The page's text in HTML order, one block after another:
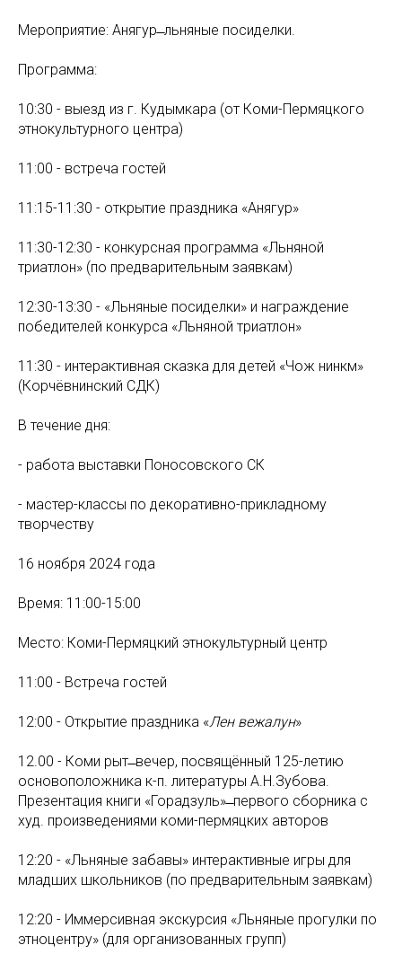
Мероприятие: Анягур ̶ льняные посиделки.
Программа:
10:30 - выезд из г. Кудымкара (от Коми-Пермяцкого
этнокультурного центра)
11:00 - встреча гостей
11:15-11:30 - открытие праздника «Анягур»
11:30-12:30 - конкурсная программа «Льняной
триатлон» (по предварительным заявкам)
12:30-13:30 - «Льняные посиделки» и награждение
победителей конкурса «Льняной триатлон»
11:30 - интерактивная сказка для детей «Чож нинкӧм»
(Корчёвнинский СДК)
В течение дня:
- работа выставки Поносовского СК
- мастер-классы по декоративно-прикладному
творчеству
16 ноября 2024 года
Время: 11:00-15:00
Место: Коми-Пермяцкий этнокультурный центр
11:00 - Встреча гостей
12:00 - Открытие праздника «Лен вежалун»
12.00 - Коми рыт ̶ вечер, посвящённый 125-летию
основоположника к-п. литературы А.Н.Зубова.
Презентация книги «Горадзуль» ̶ первого сборника с
худ. произведениями коми-пермяцких авторов
12:20 - «Льняные забавы» интерактивные игры для
младших школьников (по предварительным заявкам)
12:20 - Иммерсивная экскурсия «Льняные прогулки по
этноцентру» (для организованных групп)